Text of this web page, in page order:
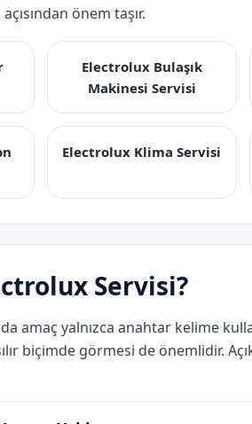
önem taşır.
Electrolux Bulaşık
Makinesi Servisi
Electrolux Klima Servisi
Servisi?
amaç yalnızca anahtar kelime
biçimde görmesi de önemlidir.